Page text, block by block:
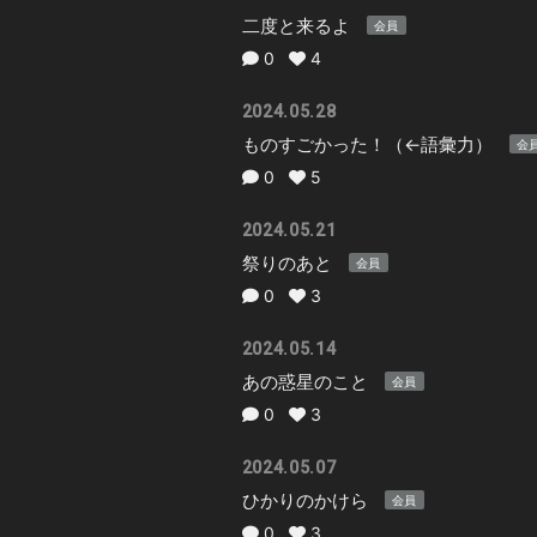
二度と来るよ 会員
0 4
2024.05.28
ものすごかった！（←語彙力） 会
0 5
2024.05.21
祭りのあと 会員
0 3
2024.05.14
あの惑星のこと 会員
0 3
2024.05.07
ひかりのかけら 会員